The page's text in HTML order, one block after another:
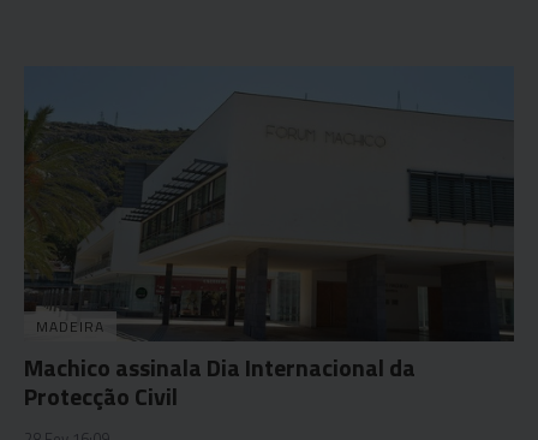
MADEIRA
Machico assinala Dia Internacional da
Protecção Civil